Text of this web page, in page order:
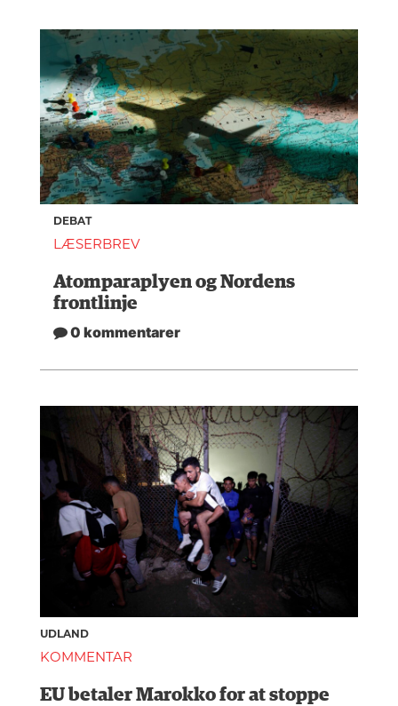
DEBAT
LÆSERBREV
Atomparaplyen og Nordens
frontlinje
0 kommentarer
UDLAND
KOMMENTAR
EU betaler Marokko for at stoppe